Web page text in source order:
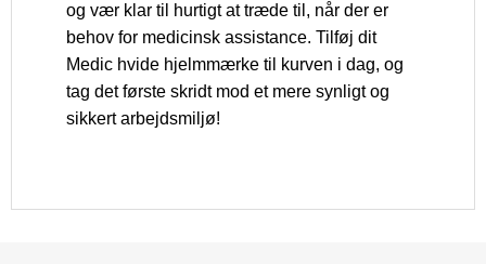
og vær klar til hurtigt at træde til, når der er
behov for medicinsk assistance. Tilføj dit
Medic hvide hjelmmærke til kurven i dag, og
tag det første skridt mod et mere synligt og
sikkert arbejdsmiljø!